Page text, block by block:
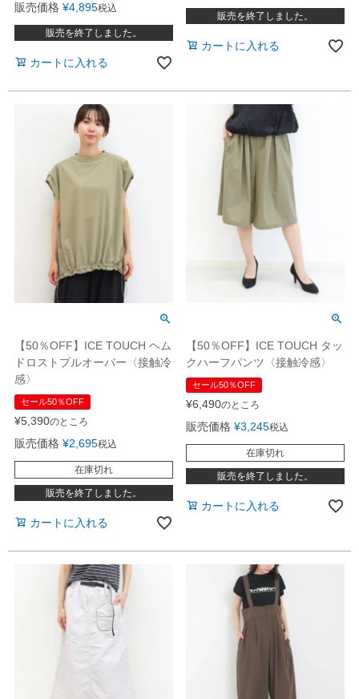
販売価格 ¥4,895税込
販売を終了しました。
カートに入れる
販売を終了しました。
カートに入れる
【50％OFF】ICE TOUCH ヘム
ドロストプルオーバー〈接触冷
感〉
セール50％OFF
¥5,390のところ
販売価格 ¥2,695税込
在庫切れ
販売を終了しました。
カートに入れる
【50％OFF】ICE TOUCH タッ
クハーフパンツ〈接触冷感〉
セール50％OFF
¥6,490のところ
販売価格 ¥3,245税込
在庫切れ
販売を終了しました。
カートに入れる